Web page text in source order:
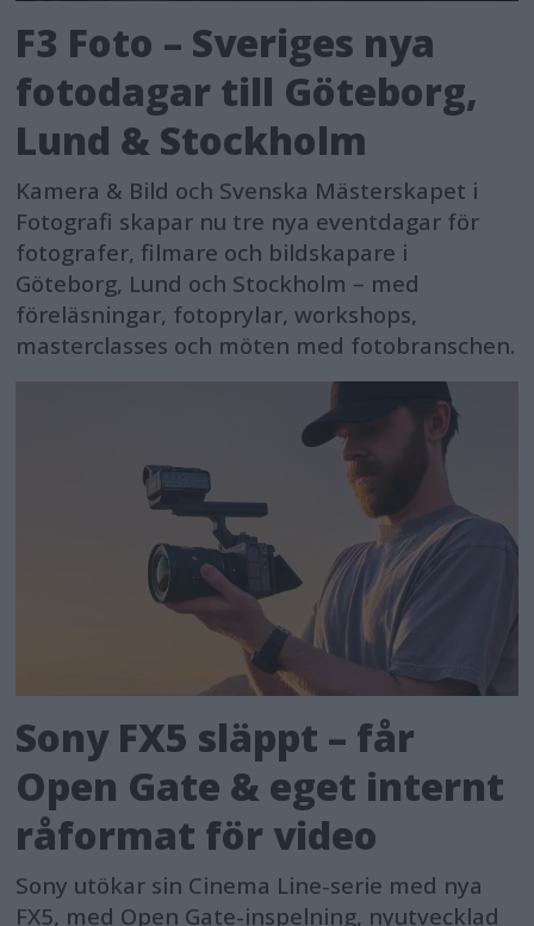
F3 Foto – Sveriges nya
fotodagar till Göteborg,
Lund & Stockholm
Kamera & Bild och Svenska Mästerskapet i
Fotografi skapar nu tre nya eventdagar för
fotografer, filmare och bildskapare i
Göteborg, Lund och Stockholm – med
föreläsningar, fotoprylar, workshops,
masterclasses och möten med fotobranschen.
Sony FX5 släppt – får
Open Gate & eget internt
råformat för video
Sony utökar sin Cinema Line-serie med nya
FX5, med Open Gate-inspelning, nyutvecklad